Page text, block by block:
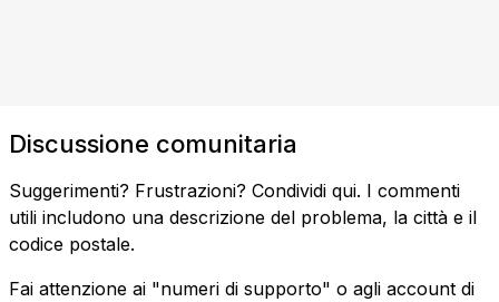
Discussione comunitaria
Suggerimenti? Frustrazioni? Condividi qui. I commenti
utili includono una descrizione del problema, la città e il
codice postale.
Fai attenzione ai "numeri di supporto" o agli account di